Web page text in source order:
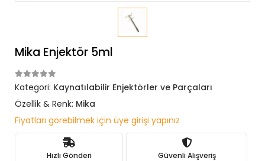
Mika Enjektör 5ml
Kategori: Kaynatılabilir Enjektörler ve Parçaları
Özellik & Renk: Mika
Fiyatları görebilmek için üye girişi yapınız
Hızlı Gönderi Güvenli Alışveriş